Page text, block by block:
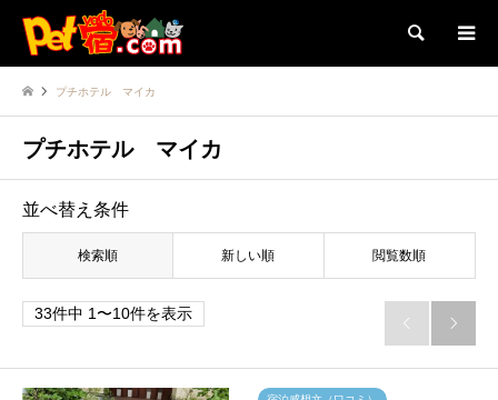
検索
プチホテル マイカ
プチホテル マイカ
並べ替え条件
検索順 新しい順 閲覧数順
33件中 1〜10件を表示
 